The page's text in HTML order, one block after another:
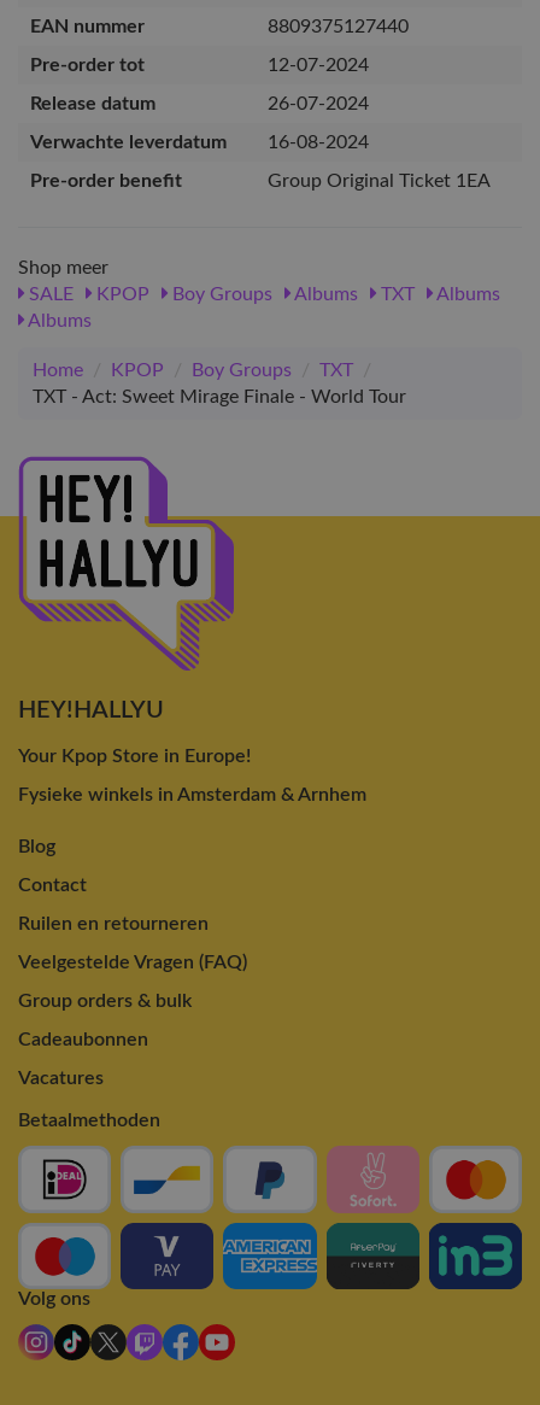
EAN nummer
8809375127440
Pre-order tot
12-07-2024
Release datum
26-07-2024
Verwachte leverdatum
16-08-2024
Pre-order benefit
Group Original Ticket 1EA
Shop meer
SALE
KPOP Boy Groups Albums TXT
Albums
Albums
Home / KPOP / Boy Groups / TXT
/
TXT - Act: Sweet Mirage Finale - World Tour
HEY!HALLYU
Your Kpop Store in Europe!
Fysieke winkels in Amsterdam & Arnhem
Blog
Contact
Ruilen en retourneren
Veelgestelde Vragen (FAQ)
Group orders & bulk
Cadeaubonnen
Vacatures
Betaalmethoden
Volg ons